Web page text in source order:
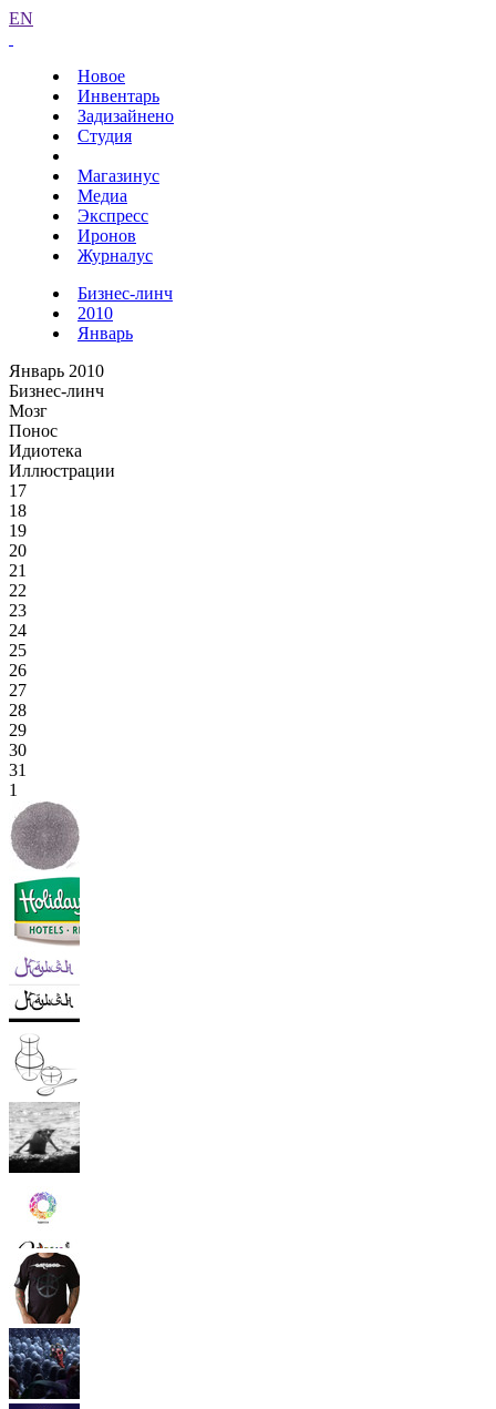
EN
Новое
Инвентарь
Задизайнено
Студия
Магазинус
Медиа
Экспресс
Иронов
Журналус
Бизнес-линч
2010
Январь
Январь 2010
Бизнес-линч
Мозг
Понос
Идиотека
Иллюстрации
17
18
19
20
21
22
23
24
25
26
27
28
29
30
31
1